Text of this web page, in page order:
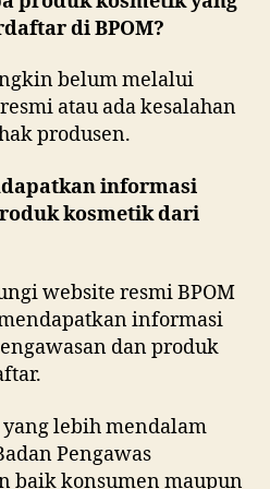
di BPOM?
belum melalui
atau ada kesalahan
produsen.
informasi
kosmetik dari
website resmi BPOM
informasi
dan produk
lebih mendalam
Pengawas
baik konsumen maupun